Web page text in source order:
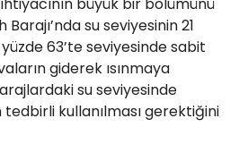
su seviyesinin 21
63’te seviyesinde sabit
giderek ısınmaya
su seviyesinde
kullanılması gerektiğini